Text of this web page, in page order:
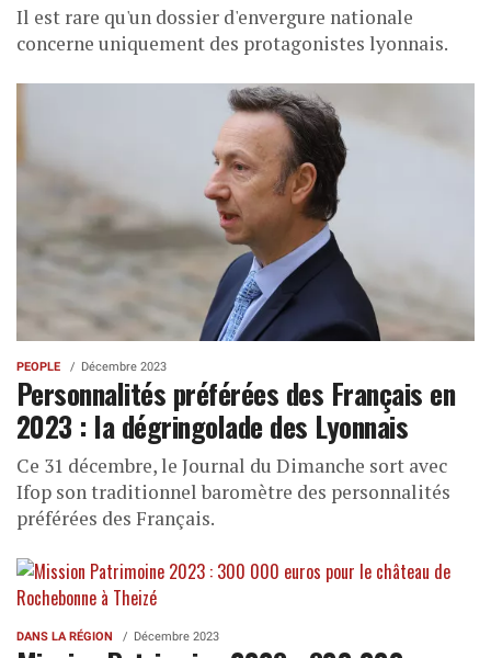
Il est rare qu'un dossier d'envergure nationale
concerne uniquement des protagonistes lyonnais.
PEOPLE Décembre 2023
Personnalités préférées des Français en
2023 : la dégringolade des Lyonnais
Ce 31 décembre, le Journal du Dimanche sort avec
Ifop son traditionnel baromètre des personnalités
préférées des Français.
DANS LA RÉGION Décembre 2023